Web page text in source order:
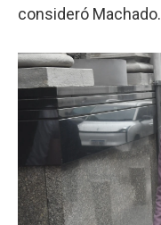
consideró Machado.